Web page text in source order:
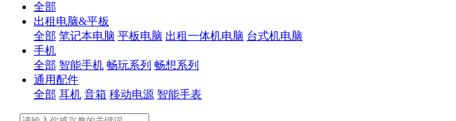
全部
出租电脑&平板
全部 笔记本电脑 平板电脑 出租一体机电脑 台式机电脑
手机
全部 智能手机 畅玩系列 畅想系列
通用配件
全部 耳机 音箱 移动电源 智能手表